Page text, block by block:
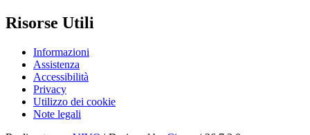
Risorse Utili
Informazioni
Assistenza
Accessibilità
Privacy
Utilizzo dei cookie
Note legali